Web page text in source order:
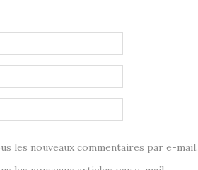
les nouveaux commentaires par e-mail.